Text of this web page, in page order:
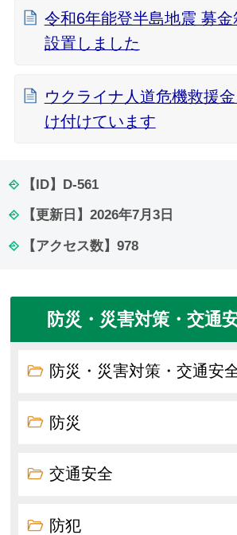
令和6年能登半島地震 募金
設置しました
ウクライナ人道危機救援
け付けています
【ID】 D-561
【更新日】 2026年7月3日
【アクセス数】 978
防災・災害対策・交通
防災・災害対策・交通安
防災
交通安全
防犯